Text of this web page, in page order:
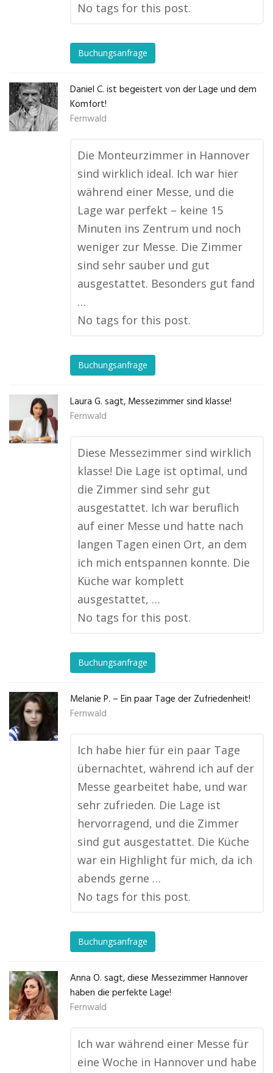
No tags for this post.
Buchungsanfrage
Daniel C. ist begeistert von der Lage und dem
Komfort!
Fernwald
Die Monteurzimmer in Hannover
sind wirklich ideal. Ich war hier
während einer Messe, und die
Lage war perfekt – keine 15
Minuten ins Zentrum und noch
weniger zur Messe. Die Zimmer
sind sehr sauber und gut
ausgestattet. Besonders gut fand
…
No tags for this post.
Buchungsanfrage
Laura G. sagt, Messezimmer sind klasse!
Fernwald
Diese Messezimmer sind wirklich
klasse! Die Lage ist optimal, und
die Zimmer sind sehr gut
ausgestattet. Ich war beruflich
auf einer Messe und hatte nach
langen Tagen einen Ort, an dem
ich mich entspannen konnte. Die
Küche war komplett
ausgestattet, …
No tags for this post.
Buchungsanfrage
Melanie P. – Ein paar Tage der Zufriedenheit!
Fernwald
Ich habe hier für ein paar Tage
übernachtet, während ich auf der
Messe gearbeitet habe, und war
sehr zufrieden. Die Lage ist
hervorragend, und die Zimmer
sind gut ausgestattet. Die Küche
war ein Highlight für mich, da ich
abends gerne …
No tags for this post.
Buchungsanfrage
Anna O. sagt, diese Messezimmer Hannover
haben die perfekte Lage!
Fernwald
Ich war während einer Messe für
eine Woche in Hannover und habe